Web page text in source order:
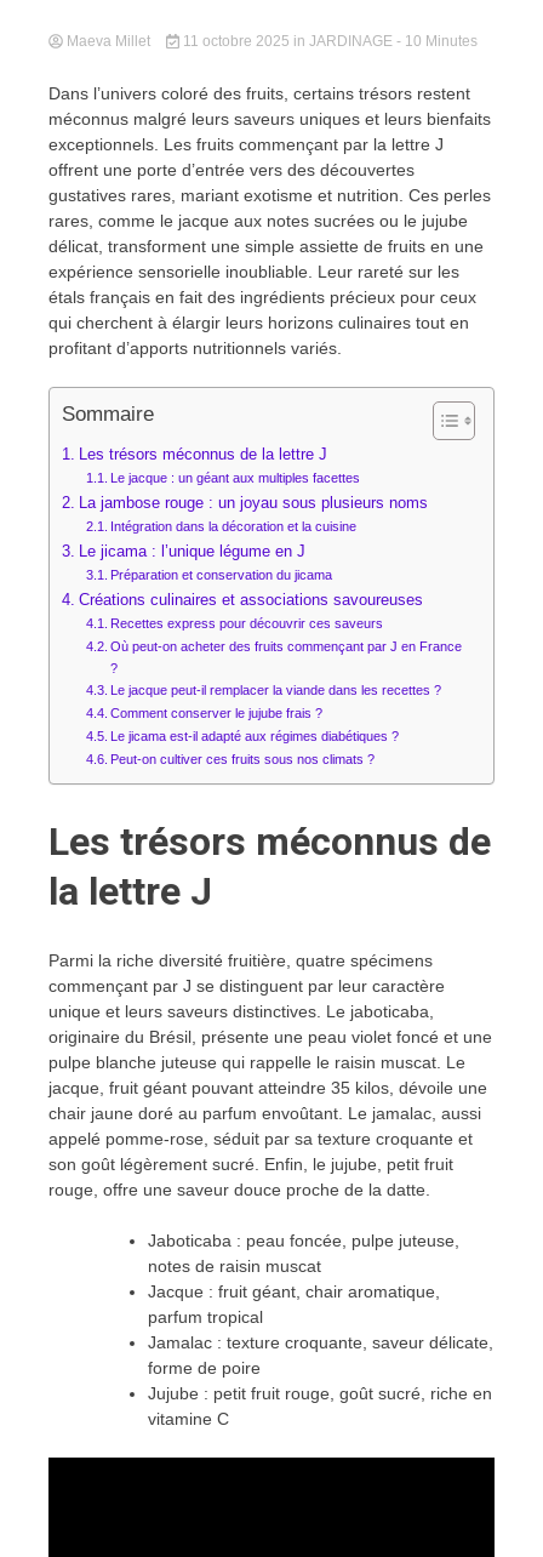
Maeva Millet 11 octobre 2025 in JARDINAGE - 10 Minutes
Dans l’univers coloré des fruits, certains trésors restent
méconnus malgré leurs saveurs uniques et leurs bienfaits
exceptionnels. Les fruits commençant par la lettre J
offrent une porte d’entrée vers des découvertes
gustatives rares, mariant exotisme et nutrition. Ces perles
rares, comme le jacque aux notes sucrées ou le jujube
délicat, transforment une simple assiette de fruits en une
expérience sensorielle inoubliable. Leur rareté sur les
étals français en fait des ingrédients précieux pour ceux
qui cherchent à élargir leurs horizons culinaires tout en
profitant d’apports nutritionnels variés.
Sommaire
Les trésors méconnus de la lettre J
Le jacque : un géant aux multiples facettes
La jambose rouge : un joyau sous plusieurs noms
Intégration dans la décoration et la cuisine
Le jicama : l’unique légume en J
Préparation et conservation du jicama
Créations culinaires et associations savoureuses
Recettes express pour découvrir ces saveurs
Où peut-on acheter des fruits commençant par J en France
?
Le jacque peut-il remplacer la viande dans les recettes ?
Comment conserver le jujube frais ?
Le jicama est-il adapté aux régimes diabétiques ?
Peut-on cultiver ces fruits sous nos climats ?
Les trésors méconnus de
la lettre J
Parmi la riche diversité fruitière, quatre spécimens
commençant par J se distinguent par leur caractère
unique et leurs saveurs distinctives. Le jaboticaba,
originaire du Brésil, présente une peau violet foncé et une
pulpe blanche juteuse qui rappelle le raisin muscat. Le
jacque, fruit géant pouvant atteindre 35 kilos, dévoile une
chair jaune doré au parfum envoûtant. Le jamalac, aussi
appelé pomme-rose, séduit par sa texture croquante et
son goût légèrement sucré. Enfin, le jujube, petit fruit
rouge, offre une saveur douce proche de la datte.
Jaboticaba : peau foncée, pulpe juteuse,
notes de raisin muscat
Jacque : fruit géant, chair aromatique,
parfum tropical
Jamalac : texture croquante, saveur délicate,
forme de poire
Jujube : petit fruit rouge, goût sucré, riche en
vitamine C